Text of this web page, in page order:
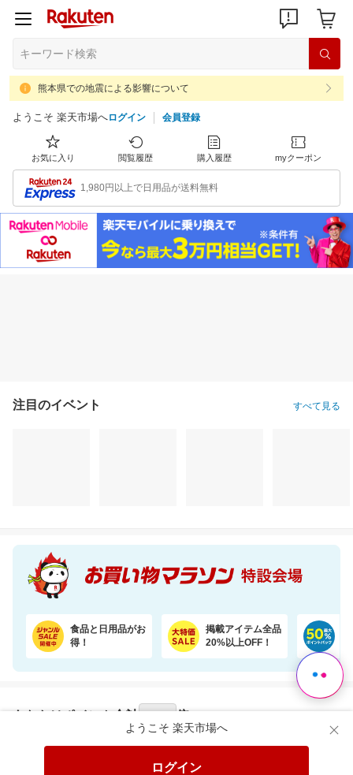
熊本県での地震による影響について
ようこそ 楽天市場へログイン 会員登録
お気に入り 閲覧履歴 購入履歴 myクーポン
1,980円以上で日用品が送料無料
ようこそ 楽天市場へ
ログイン
注目のイベント すべて見る
食品と日用品がお
得！
掲載アイテム全品
20%以上OFF！
あなたはポイント 合計 倍